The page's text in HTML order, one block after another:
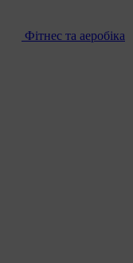
Фітнес та аеробіка